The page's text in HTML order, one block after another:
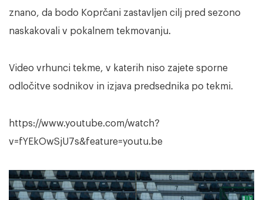
znano, da bodo Koprčani zastavljen cilj pred sezono
naskakovali v pokalnem tekmovanju.
Video vrhunci tekme, v katerih niso zajete sporne
odločitve sodnikov in izjava predsednika po tekmi.
https://www.youtube.com/watch?
v=fYEkOwSjU7s&feature=youtu.be